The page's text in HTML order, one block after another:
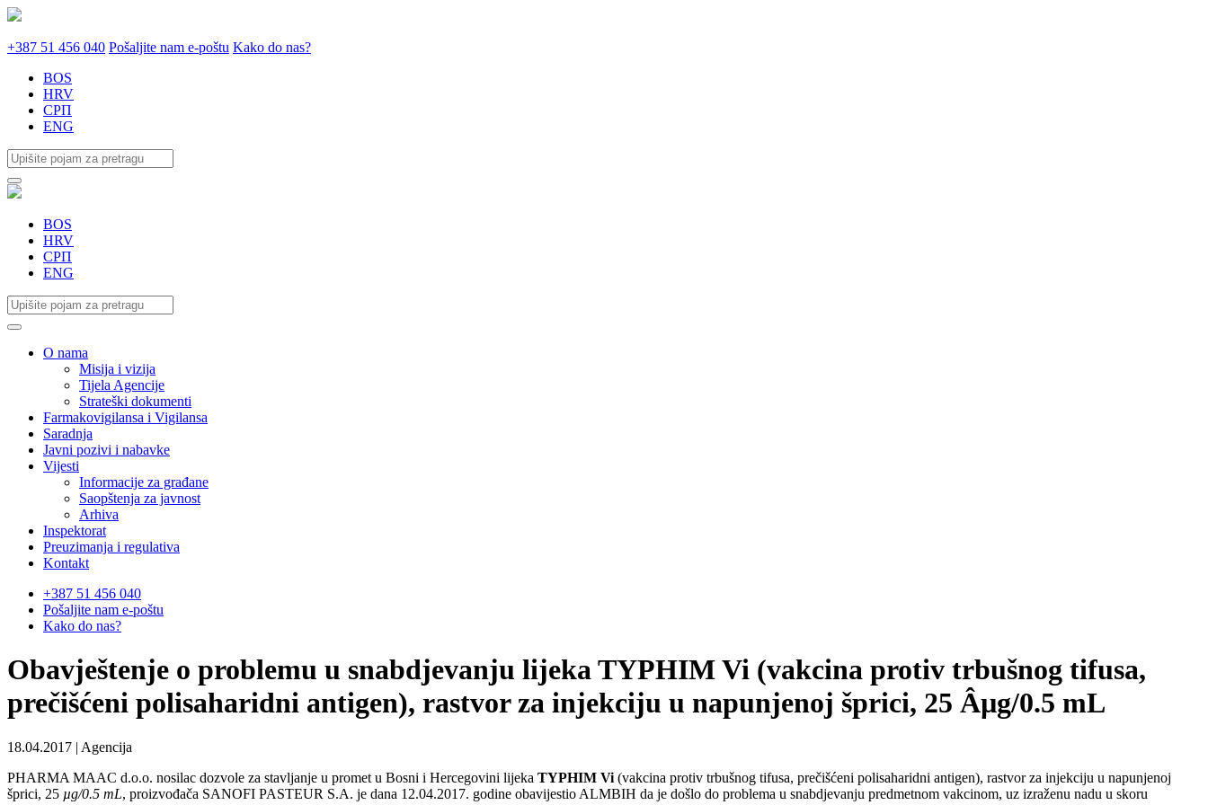
+387 51 456 040 Pošaljite nam e-poštu Kako do nas?
BOS
HRV
СРП
ENG
BOS
HRV
СРП
ENG
O nama
Misija i vizija
Tijela Agencije
Strateški dokumenti
Farmakovigilansa i Vigilansa
Saradnja
Javni pozivi i nabavke
Vijesti
Informacije za građane
Saopštenja za javnost
Arhiva
Inspektorat
Preuzimanja i regulativa
Kontakt
+387 51 456 040
Pošaljite nam e-poštu
Kako do nas?
Obavještenje o problemu u snabdjevanju lijeka TYPHIM Vi (vakcina protiv trbušnog tifusa,
prečišćeni polisaharidni antigen), rastvor za injekciju u napunjenoj šprici, 25 Âµg/0.5 mL
18.04.2017 | Agencija
PHARMA MAAC d.o.o. nosilac dozvole za stavljanje u promet u Bosni i Hercegovini lijeka TYPHIM Vi (vakcina protiv trbušnog tifusa, prečišćeni polisaharidni antigen), rastvor za injekciju u napunjenoj
šprici, 25 µg/0.5 mL, proizvođača SANOFI PASTEUR S.A. je dana 12.04.2017. godine obavijestio ALMBIH da je došlo do problema u snabdjevanju predmetnom vakcinom, uz izraženu nadu u skoru